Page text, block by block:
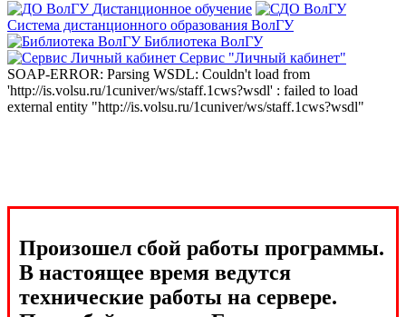
Дистанционное обучение
Система дистанционного образования ВолГУ
Библиотека ВолГУ
Сервис "Личный кабинет"
SOAP-ERROR: Parsing WSDL: Couldn't load from
'http://is.volsu.ru/1cuniver/ws/staff.1cws?wsdl' : failed to load
external entity "http://is.volsu.ru/1cuniver/ws/staff.1cws?wsdl"
Произошел сбой работы программы.
В настоящее время ведутся
технические работы на сервере.